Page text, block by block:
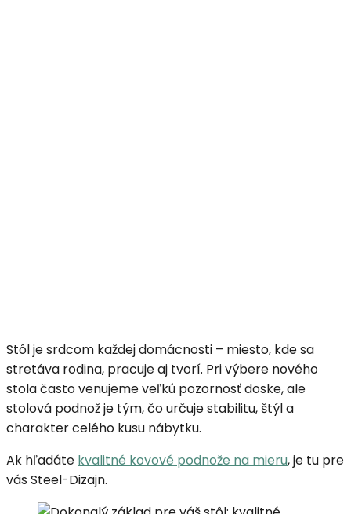
Stôl je srdcom každej domácnosti – miesto, kde sa
stretáva rodina, pracuje aj tvorí. Pri výbere nového
stola často venujeme veľkú pozornosť doske, ale
stolová podnož je tým, čo určuje stabilitu, štýl a
charakter celého kusu nábytku.
Ak hľadáte kvalitné kovové podnože na mieru, je tu pre
vás Steel-Dizajn.